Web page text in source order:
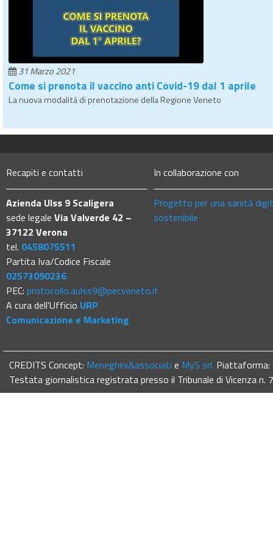
31 Marzo 2021
Come si prenota il vaccino anti Covid-19 dal 1 aprile
La nuova modalità di prenotazione della Regione Veneto
Recapiti e contatti
Azienda Ulss 9 Scaligera
sede legale Via Valverde 42 –
37122 Verona
tel. 0458075511
Partita Iva/Codice Fiscale
02573090236
PEC: protocollo.aulss9@pecveneto.it
A cura dell'Ufficio URP
Comunicazione e Marketing
In collaborazione con
Progetto per una sanità
sostenibile
CREDITS Concept: Meneghini&associati e MyS srl. Piattaforma:
Testata giornalistica registrata presso il Tribunale di Vicenza n.